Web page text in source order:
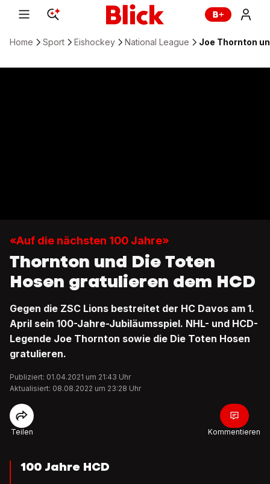
Home Sport Eishockey National League Joe Thornton
«Auf die nächsten 100 Jahre»
Thornton und Die Toten
Hosen gratulieren dem HCD
Gegen die ZSC Lions bestreitet der HC Davos am 1.
April sein 100-Jahre-Jubiläumsspiel. NHL- und HCD-
Legende Joe Thornton sowie die Die Toten Hosen
gratulieren.
Publiziert: 01.04.2021 um 21:43 Uhr
Aktualisiert: 08.08.2022 um 23:28 Uhr
Teilen Kommentieren
100 Jahre HCD